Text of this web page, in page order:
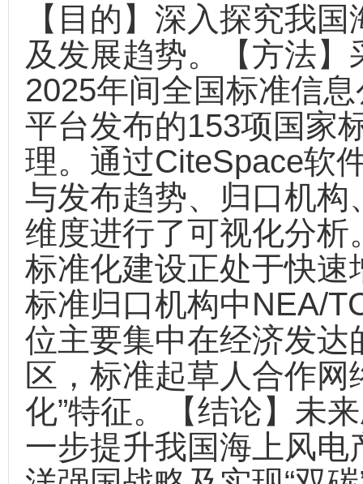
【目的】深入探究我
及发展趋势。【方法
2025年间全国标准信
平台发布的153项国家
理。通过CiteSpace软
与发布趋势、归口机
维度进行了可视化分
标准化建设正处于快
标准归口机构中NEA/
位主要集中在经济发
区，标准起草人合作
化”特征。【结论】未
一步提升我国海上风